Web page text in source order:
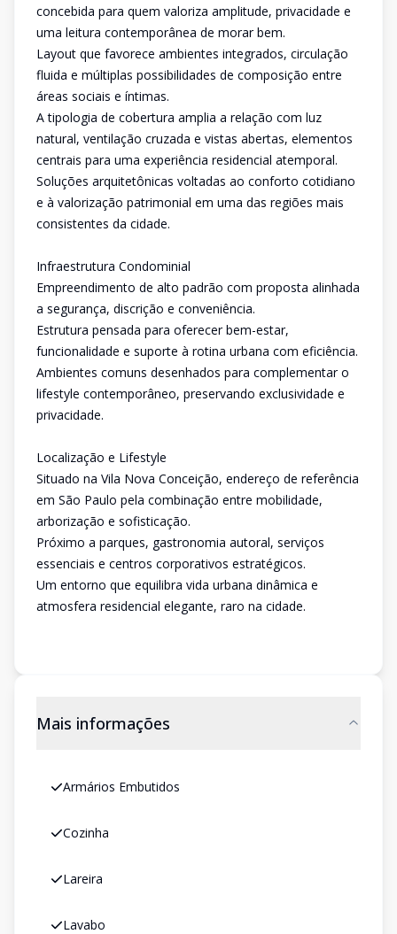
concebida para quem valoriza amplitude, privacidade e
uma leitura contemporânea de morar bem.
Layout que favorece ambientes integrados, circulação
fluida e múltiplas possibilidades de composição entre
áreas sociais e íntimas.
A tipologia de cobertura amplia a relação com luz
natural, ventilação cruzada e vistas abertas, elementos
centrais para uma experiência residencial atemporal.
Soluções arquitetônicas voltadas ao conforto cotidiano
e à valorização patrimonial em uma das regiões mais
consistentes da cidade.
Infraestrutura Condominial
Empreendimento de alto padrão com proposta alinhada
a segurança, discrição e conveniência.
Estrutura pensada para oferecer bem-estar,
funcionalidade e suporte à rotina urbana com eficiência.
Ambientes comuns desenhados para complementar o
lifestyle contemporâneo, preservando exclusividade e
privacidade.
Localização e Lifestyle
Situado na Vila Nova Conceição, endereço de referência
em São Paulo pela combinação entre mobilidade,
arborização e sofisticação.
Próximo a parques, gastronomia autoral, serviços
essenciais e centros corporativos estratégicos.
Um entorno que equilibra vida urbana dinâmica e
atmosfera residencial elegante, raro na cidade.
Mais informações
Armários Embutidos
Cozinha
Lareira
Lavabo